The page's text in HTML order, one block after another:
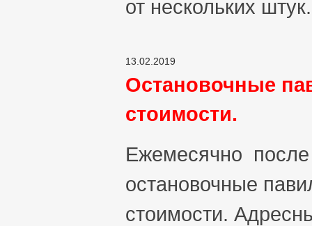
от нескольких штук.
13.02.2019
Остановочные
стоимости.
Ежемесячно после
остановочные
стоимости.